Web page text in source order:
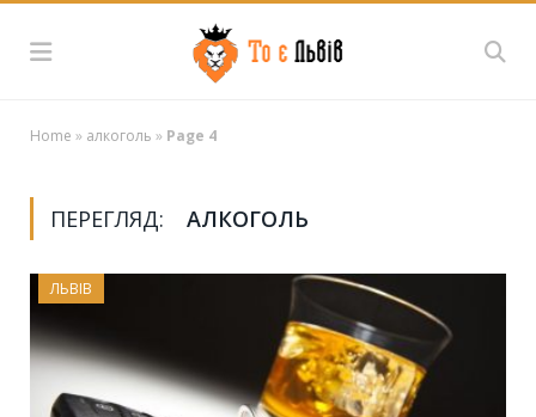
Home » алкоголь » Page 4
ПЕРЕГЛЯД: АЛКОГОЛЬ
ЛЬВІВ